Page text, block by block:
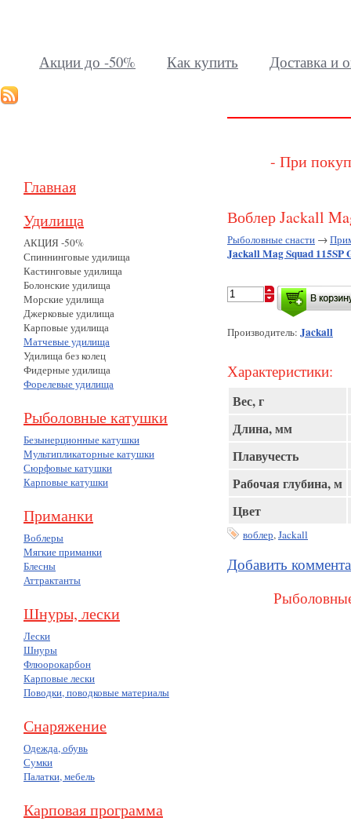
Акции до -50% Как купить Доставка и
Главная
Удилища
АКЦИЯ -50%
Спиннинговые удилища
Кастинговые удилища
Болонские удилища
Морские удилища
Джерковые удилища
Карповые удилища
Матчевые удилища
Удилища без колец
Фидерные удилища
Форелевые удилища
Рыболовные катушки
Безынерционные катушки
Мультипликаторные катушки
Сюрфовые катушки
Карповые катушки
Приманки
Воблеры
Мягкие приманки
Блесны
Аттрактанты
Шнуры, лески
Лески
Шнуры
Флюорокарбон
Карповые лески
Поводки, поводковые материалы
Снаряжение
Одежда, обувь
Сумки
Палатки, мебель
Карповая программа
- При
Воблер Jackall
Рыболовные снасти →
Jackall Mag Squad 115SP
Производитель: Jackall
Характеристики:
Вес, г
Длина, мм
Плавучесть
Рабочая глубина, м
Цвет
воблер,Jackall
Добавить